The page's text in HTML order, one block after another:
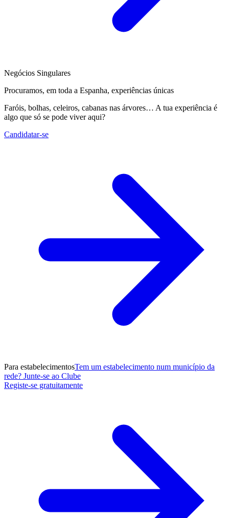
Negócios Singulares
Procuramos, em toda a Espanha, experiências únicas
Faróis, bolhas, celeiros, cabanas nas árvores… A tua experiência é
algo que só se pode viver aqui?
Candidatar-se
Para estabelecimentosTem um estabelecimento num município da
rede? Junte-se ao Clube
Registe-se gratuitamente